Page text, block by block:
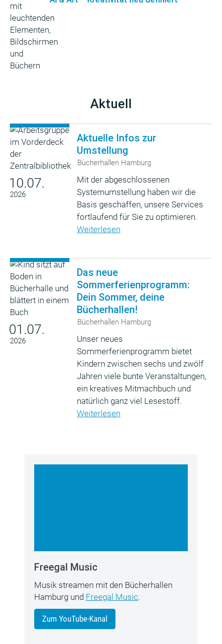
Aktuell
10.07.
2026
Aktuelle Infos zur
Umstellung
Bücherhallen Hamburg
Mit der abgeschlossenen
Systemumstellung haben wir die
Basis geschaffen, unsere Services
fortlaufend für Sie zu optimieren.
Weiterlesen
01.07.
2026
Das neue
Sommerferienprogramm:
Dein Sommer, deine
Bücherhallen!
Bücherhallen Hamburg
Unser neues
Sommerferienprogramm bietet
Kindern zwischen sechs und zwölf
Jahren viele bunte Veranstaltungen,
ein kreatives Mitmachbuch und
natürlich ganz viel Lesestoff.
Weiterlesen
Freegal Music
Musik streamen mit den Bücherhallen
Hamburg und Freegal Music.
Zum YouTube-Kanal